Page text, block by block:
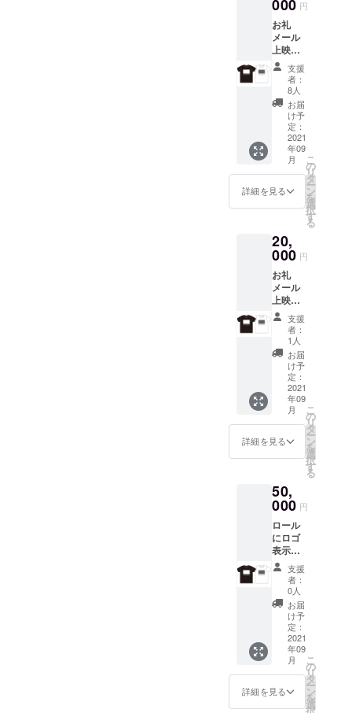
アの整備な
ど前向きな
変化もあ
り、新しい
文化の芽吹
も感じられ
ます。私た
ちもあり方
を変化しつ
つ、今まで
紡いできた
繋がりを活
かしつつ、
交流、賑わ
いの創出に
つながれば
と考えてお
ります。
是非、ご協
力・ご協賛
のほど宜し
くお願いし
ます。
2026.10.10
の1ヶ月間
参画プログ
ラムの詳細
は、確定次
第お知らせ
しますの
少々お待ち
ください。
が画像
と異な
る場合
があり
ます）
※必ず備
考欄に
「表示
するお
名前」
をご記
入くだ
さい。
000 円
お礼
メール
上映時
名前表
示
（大）
バッヂ1
個（ど
の種類
が届く
かはお
楽し
み!） オ
リジナ
ルTシャ
ツ1枚
ポート
シア
ターチ
ケット1
枚（デ
ザイン
が画像
と異な
る場合
があり
ます）
※必ず備
考欄に
「表示
するお
名前」
をご記
支援
者：
8人
お届
け予
定：
2021
年09
月
詳細を見る
こ
の
リ
タ
ー
ン
を
選
択
す
る
20,
000 円
お礼
メール
上映時
名前表
示
（大）
バッヂ2
個（ど
の種類
が届く
かはお
楽し
み!） オ
リジナ
ルTシャ
ツ2枚
ポート
シア
ターチ
ケット2
枚（デ
ザイン
が画像
と異な
る場合
があり
ます）
※必ず備
考欄に
「表示
するお
名前」
をご記
支援
者：
1人
お届
け予
定：
2021
年09
月
詳細を見る
こ
の
リ
タ
ー
ン
を
選
択
す
る
50,
000 円
ロール
にロゴ
表示が
可能
な、主
に法人
様向け
のプラ
ンで
す。 お
礼メー
ル 上映
時名前
表示
（大・
支援
者：
0人
お届
け予
定：
2021
年09
月
詳細を見る
こ
の
リ
タ
ー
ン
を
選
択